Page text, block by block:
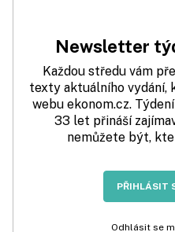
Newsletter
Každou středu vám
texty aktuálního vydání,
webu ekonom.cz.
33 let přináší
nemůžete být,
PŘIHLÁSIT
Odhlásit se